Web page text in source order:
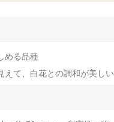
める品種
えて、白花との調和が美しい